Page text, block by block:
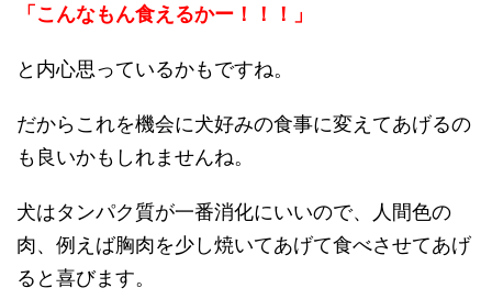
「こんなもん食えるかー！！！」
と内心思っているかもですね。
だからこれを機会に犬好みの食事に変えてあげるの
も良いかもしれませんね。
犬はタンパク質が一番消化にいいので、人間色の
肉、例えば胸肉を少し焼いてあげて食べさせてあげ
ると喜びます。